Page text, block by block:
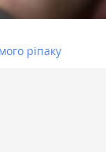
ріпаку